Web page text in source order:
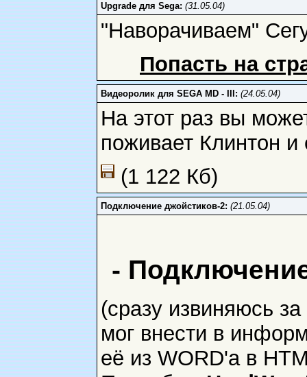
Upgrade для Sega: (31.05.04)
"Наворачиваем"
Попасть на
Видеоролик для SEGA MD - III: (24.05.04)
На этот раз вы
поживает Клинтон и
(1 122 Кб)
Подключение джойстиков-2: (21.05.04)
-
(сразу извиняюсь
мог внести в
её из WORD'a в